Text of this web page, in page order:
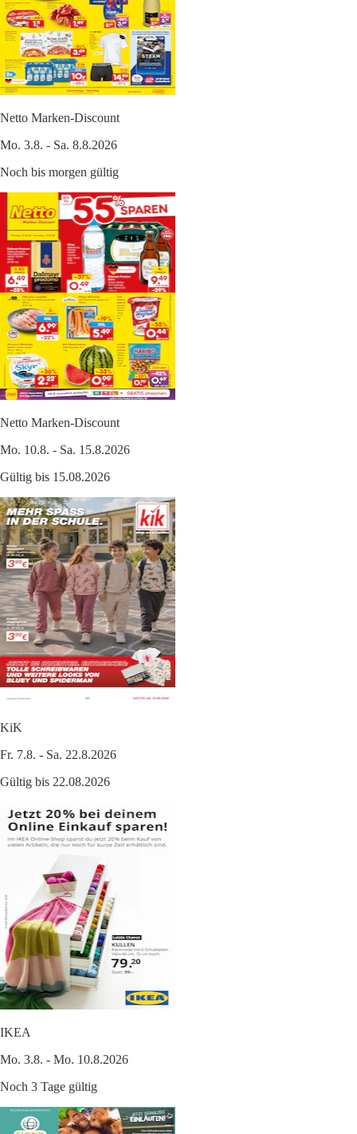
Netto Marken-Discount
Mo. 3.8. - Sa. 8.8.2026
Noch bis morgen gültig
Netto Marken-Discount
Mo. 10.8. - Sa. 15.8.2026
Gültig bis 15.08.2026
KiK
Fr. 7.8. - Sa. 22.8.2026
Gültig bis 22.08.2026
IKEA
Mo. 3.8. - Mo. 10.8.2026
Noch 3 Tage gültig